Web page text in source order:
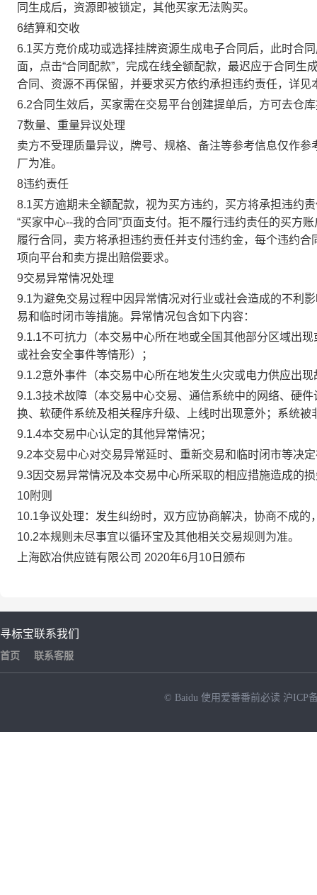
同生成后，资源即被锁定，其他买家无法购买。
6结算和交收
6.1买方竞价成功或选择挂牌资源生成电子合同后，此时合
面，点击“合同配款”，完成在线全额配款，最迟应于合同
合同、资源不再保留，并要求买方依约承担违约责任，详见
6.2合同生效后，买家需在交易平台创建提单后，方可去仓
7数量、重量异议处理
卖方不受理质量异议，牌号、规格、备注等参考信息仅作
厂为准。
8违约责任
8.1买方逾期未全额配款，视为买方违约，买方将承担违约
“买家中心--我的合同”页面支付。拒不履行违约责任的买方
履行合同，卖方将承担违约责任并支付违约金，每个违约
项向平台和卖方提出赔偿要求。
9交易异常情况处理
9.1为避免交易过程中因异常情况对行业或社会造成的不利
易和临时闭市等措施。异常情况包含如下内容：
9.1.1不可抗力（本交易中心所在地或全国其他部分区域出
或社会安全事件等情形）；
9.1.2意外事件（本交易中心所在地发生火灾或电力供应出
9.1.3技术故障（本交易中心交易、通信系统中的网络、硬
换、软硬件系统及相关程序升级、上线时出现意外；系统
9.1.4本交易中心认定的其他异常情况；
9.2本交易中心对交易异常延时、重新交易和临时闭市等决
9.3因交易异常情况及本交易中心所采取的相应措施造成的
10附则
10.1争议处理：发生纠纷时，双方应协商解决，协商不成
10.2本规则未尽事宜以循环宝及其他相关交易规则为准。
上海欧冶供应链有限公司 2020年6月10日颁布
寻标宝
首页
联系我们
联系客服
© Baidu 使用爱番番前必读 沪ICP